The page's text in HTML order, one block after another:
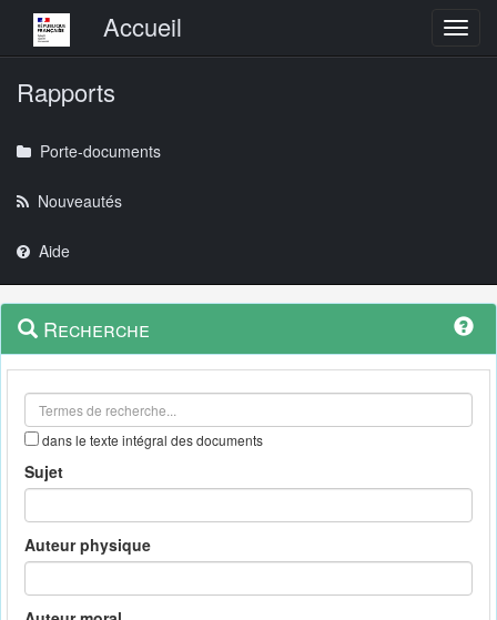
Menu principalAccueil
Rapports
Porte-documents
Nouveautés
Aide
Navigation
outils
Menu
contextuel
Recherche
dans le texte intégral des documents
Sujet
Auteur physique